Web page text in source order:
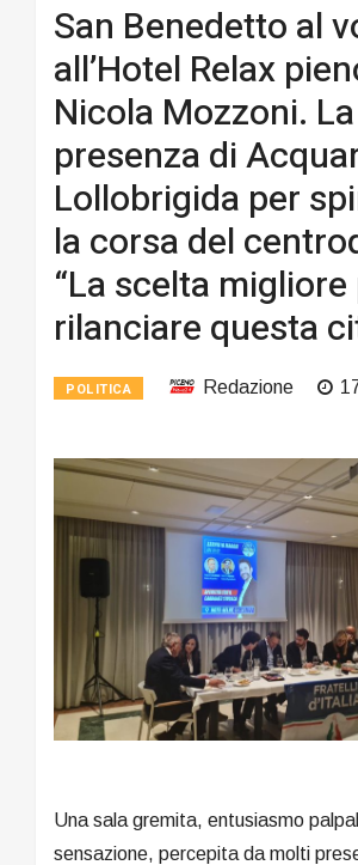
San Benedetto al
all’Hotel Relax
Nicola Mozzoni. La
presenza di
Lollobrigida per
la corsa del
“La scelta migliore
rilanciare questa
POLITICA Redazione
Una sala gremita, entusiasmo
sensazione, percepita da molti